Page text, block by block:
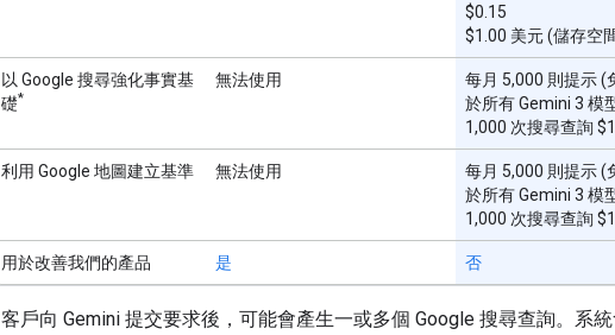
$0.15
$1.00 美元 (儲存空
以 Google 搜尋強化事實基
礎*
無法使用
每月 5,000 則提示 (
於所有 Gemini 3 模
1,000 次搜尋查詢
利用 Google 地圖建立基準 無法使用
每月 5,000 則提示 (
於所有 Gemini 3 模
1,000 次搜尋查詢
用於改善我們的產品 是 否
客戶向 Gemini 提交要求後，可能會產生一或多個 Google 搜尋查詢。系